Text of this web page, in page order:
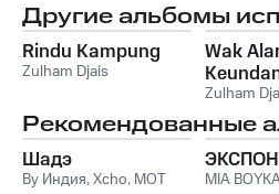
Другие альбомы
Rindu Kampung
Zulham Djais
Wak
Zulham
Рекомендованные
Шадэ
By Индия,Xcho, MOT MIA